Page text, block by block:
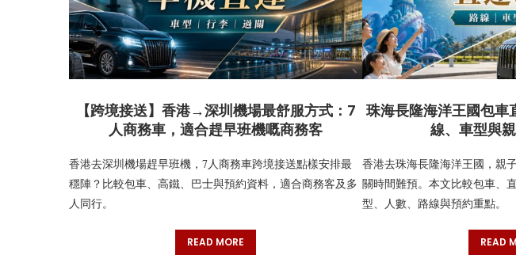
【跨境接送】香港→深圳機場最舒服方式：7
人商務車，適合趕早班機嘅商務客
香港去深圳機場趕早班機，7人商務車跨境接送點樣安排最
穩陣？比較包車、高鐵、巴士與預約資料，適合商務客及多
人同行。
READ MORE
珠海長隆海洋王國包車
線、車型與
香港去珠海長隆海洋王國，親
關時間難預。本文比較包車、
型、人數、路線與預約重點。
READ